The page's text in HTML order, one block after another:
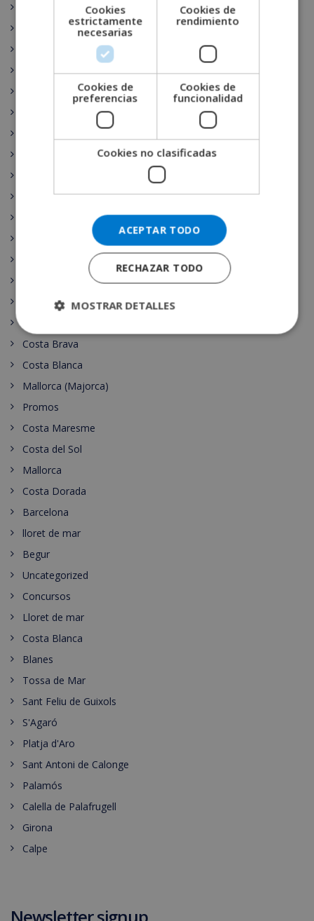
Compra Venta
Sant Pol de Mar
Pineda de Mar
Alicante
España
Costa Brava
Costa Blanca
Mallorca (Majorca)
Promos
Costa Maresme
Costa del Sol
Mallorca
Costa Dorada
Barcelona
lloret de mar
Begur
Uncategorized
Concursos
Lloret de mar
Costa Blanca
Blanes
Tossa de Mar
Sant Feliu de Guixols
S'Agaró
Platja d'Aro
Sant Antoni de Calonge
Palamós
Calella de Palafrugell
Girona
Calpe
ITALIAN
Cookies
estrictamente
necesarias
Cookies de
rendimiento
Cookies de
preferencias
Cookies de
funcionalidad
Cookies no clasificadas
ACEPTAR TODO
RECHAZAR TODO
MOSTRAR DETALLES